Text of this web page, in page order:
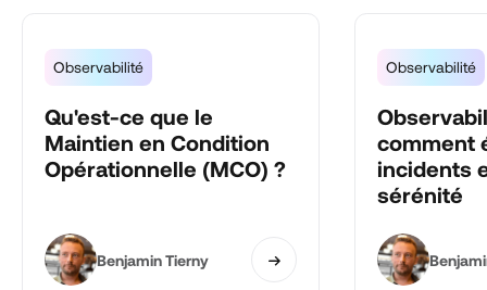
Observabilité
Qu'est-ce que le
Maintien en Condition
Opérationnelle (MCO) ?
Benjamin Tierny
Observabilité
comment
incidents
sérénité